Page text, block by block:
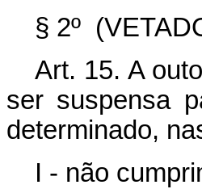
§ 2º
Art. 15. A
ser suspensa
determinado,
I - não